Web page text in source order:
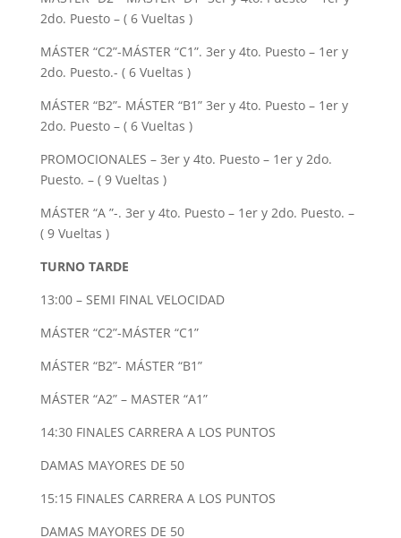
2do. Puesto – ( 6 Vueltas )
MÁSTER “C2”-MÁSTER “C1”. 3er y 4to. Puesto – 1er y
2do. Puesto.- ( 6 Vueltas )
MÁSTER “B2”- MÁSTER “B1” 3er y 4to. Puesto – 1er y
2do. Puesto – ( 6 Vueltas )
PROMOCIONALES – 3er y 4to. Puesto – 1er y 2do.
Puesto. – ( 9 Vueltas )
MÁSTER “A ”-. 3er y 4to. Puesto – 1er y 2do. Puesto. –
( 9 Vueltas )
TURNO TARDE
13:00 – SEMI FINAL VELOCIDAD
MÁSTER “C2”-MÁSTER “C1”
MÁSTER “B2”- MÁSTER “B1”
MÁSTER “A2” – MASTER “A1”
14:30 FINALES CARRERA A LOS PUNTOS
DAMAS MAYORES DE 50
15:15 FINALES CARRERA A LOS PUNTOS
DAMAS MAYORES DE 50